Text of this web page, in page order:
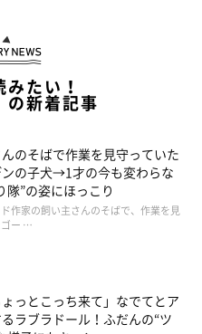
迎えた人や、2年経つけどま
たい！
の新着記事
のそばで作業を見守っていた
ンの子犬→1才の今も変わらな
隊”の姿にほっこり
作家の飼い主さんのそばで、作業を見
ー …
ょっとこっち来て」なでてとア
ラブラドール！ふだんの“ツ